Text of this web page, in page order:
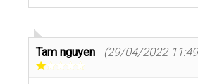
Tam nguyen (29/04/2022